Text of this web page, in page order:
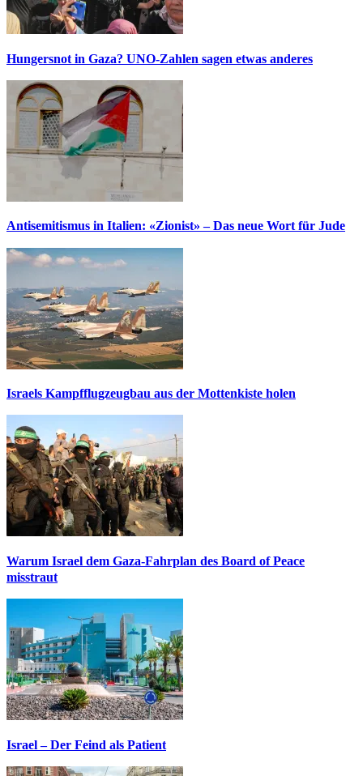
Hungersnot in Gaza? UNO-Zahlen sagen etwas anderes
Antisemitismus in Italien: «Zionist» – Das neue Wort für Jude
Israels Kampfflugzeugbau aus der Mottenkiste holen
Warum Israel dem Gaza-Fahrplan des Board of Peace
misstraut
Israel – Der Feind als Patient